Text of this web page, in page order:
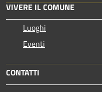
VIVERE IL COMUNE
Luoghi
Eventi
CONTATTI